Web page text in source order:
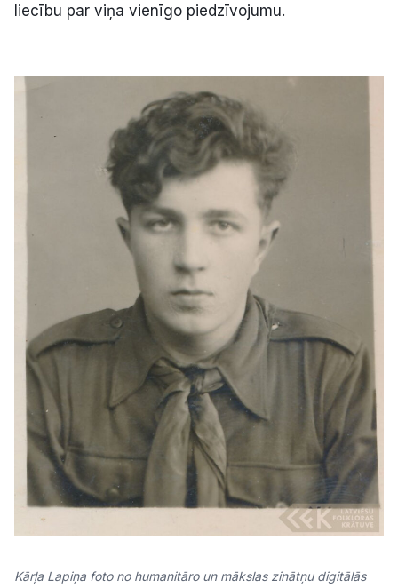
liecību par viņa vienīgo piedzīvojumu.
Kārļa Lapiņa foto no humanitāro un mākslas zinātņu digitālās